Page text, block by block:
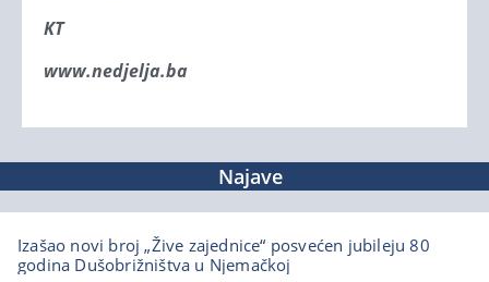
KT
www.nedjelja.ba
Najave
Izašao novi broj „Žive zajednice“ posvećen jubileju 80
godina Dušobrižništva u Njemačkoj